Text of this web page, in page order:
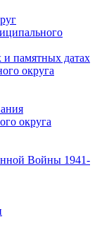
памятных датах
округа
округа
Войны 1941-